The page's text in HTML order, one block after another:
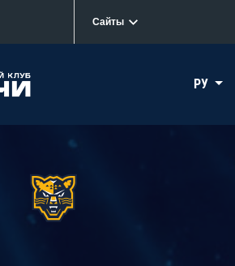
Сайты
РУ